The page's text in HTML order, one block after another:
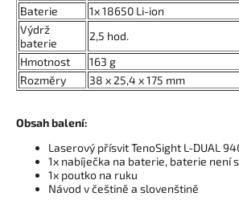
Baterie
1x 18650 Li-ion
Výdrž
baterie
2,5 hod.
Hmotnost
163 g
Rozměry
38 x 25,4 x 175 mm
Obsah balení:
Laserový přísvit TenoSight L-DUAL
1x nabíječka na baterie, baterie není
1x poutko na ruku
Návod v češtině a slovenštině